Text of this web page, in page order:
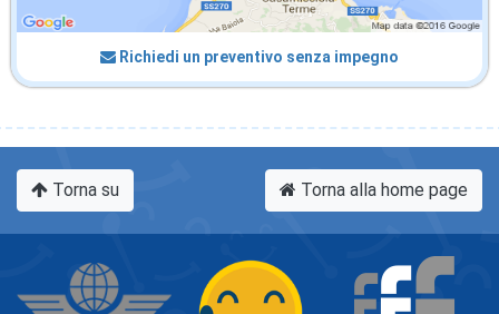
Richiedi un preventivo senza impegno
Torna su Torna alla home page